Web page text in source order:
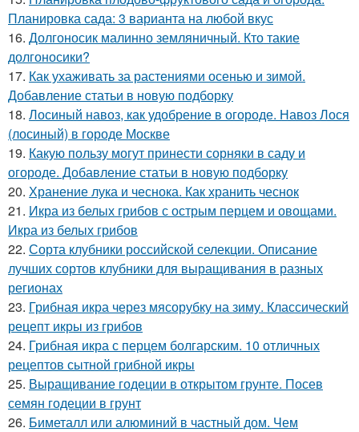
Планировка сада: 3 варианта на любой вкус
16. Долгоносик малинно земляничный. Кто такие
долгоносики?
17. Как ухаживать за растениями осенью и зимой.
Добавление статьи в новую подборку
18. Лосиный навоз, как удобрение в огороде. Навоз Лося
(лосиный) в городе Москве
19. Какую пользу могут принести сорняки в саду и
огороде. Добавление статьи в новую подборку
20. Хранение лука и чеснока. Как хранить чеснок
21. Икра из белых грибов с острым перцем и овощами.
Икра из белых грибов
22. Сорта клубники российской селекции. Описание
лучших сортов клубники для выращивания в разных
регионах
23. Грибная икра через мясорубку на зиму. Классический
рецепт икры из грибов
24. Грибная икра с перцем болгарским. 10 отличных
рецептов сытной грибной икры
25. Выращивание годеции в открытом грунте. Посев
семян годеции в грунт
26. Биметалл или алюминий в частный дом. Чем